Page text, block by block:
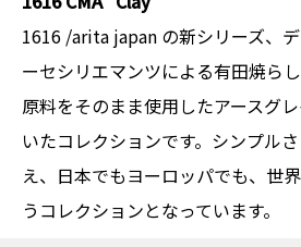
1616 /arita japan の新シリーズ、
ーセシリエマンツによる有田焼ら
原料をそのまま使用したアースグ
いたコレクションです。シンプル
え、日本でもヨーロッパでも、世
うコレクションとなっています。